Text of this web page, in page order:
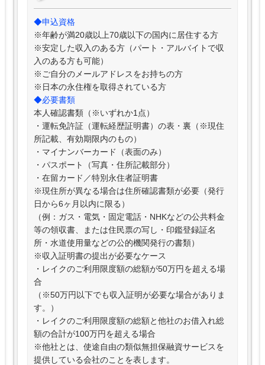
◆申込資格
※年齢が満20歳以上70歳以下の国内に居住する方
※安定した収入のある方（パート・アルバイトで収
入のある方も可能）
※ご自分のメールアドレスをお持ちの方
※日本の永住権を取得されている方
◆必要書類
本人確認書類（※いずれか1点）
・運転免許証（運転経歴証明書）の表・裏（※現住
所記載、有効期限内のもの）
・マイナンバーカード（表面のみ）
・パスポート（写真・住所記載部分）
・在留カード／特別永住者証明書
※現住所が異なる場合は住所確認書類が必要（発行
日から6ヶ月以内に限る）
（例：ガス・電気・固定電話・NHKなどの公共料金
等の領収書、または住民票の写し・印鑑登録証名
所・水道使用量などの公的機関発行の書類）
※収入証明書の提出が必要なケース
・レイクのご利用限度額の総額が50万円を超える場
合
（※50万円以下でも収入証明が必要な場合がありま
す。）
・レイクのご利用限度額の総額と他社のお借入れ総
額の合計が100万円を超える場合
※他社とは、使途自由の類似無担保融資サービスを
提供している会社のことを表します。